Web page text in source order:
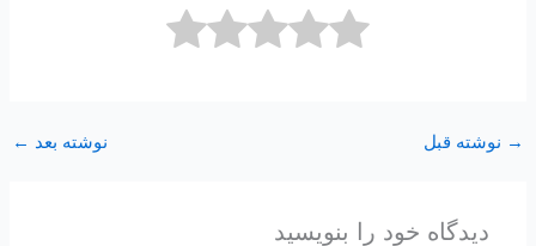
→ نوشته قبل نوشته بعد ←
دیدگاه‌ خود را بنویسید